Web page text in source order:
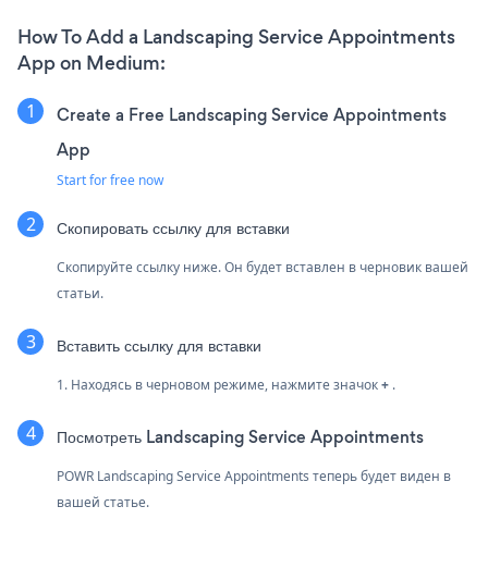
How To Add a Landscaping Service Appointments
App on Medium:
Create a Free Landscaping Service Appointments
App
Start for free now
Скопировать ссылку для вставки
Скопируйте ссылку ниже. Он будет вставлен в черновик вашей
статьи.
Вставить ссылку для вставки
1. Находясь в черновом режиме, нажмите значок+ .
Посмотреть Landscaping Service Appointments
POWR Landscaping Service Appointments теперь будет виден в
вашей статье.